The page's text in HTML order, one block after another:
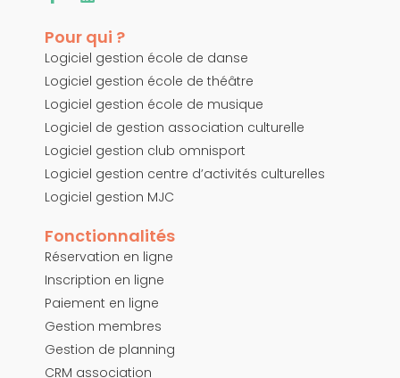
Pour qui ?
Logiciel gestion école de danse
Logiciel gestion école de théâtre
Logiciel gestion école de musique
Logiciel de gestion association culturelle
Logiciel gestion club omnisport
Logiciel gestion centre d’activités culturelles
Logiciel gestion MJC
Fonctionnalités
Réservation en ligne
Inscription en ligne
Paiement en ligne
Gestion membres
Gestion de planning
CRM association